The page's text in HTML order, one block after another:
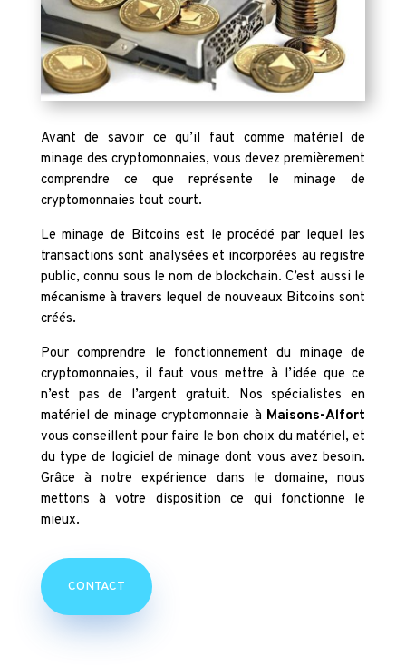
Avant de savoir ce qu’il faut comme matériel de
minage des cryptomonnaies, vous devez premièrement
comprendre ce que représente le minage de
cryptomonnaies tout court.
Le minage de Bitcoins est le procédé par lequel les
transactions sont analysées et incorporées au registre
public, connu sous le nom de blockchain. C’est aussi le
mécanisme à travers lequel de nouveaux Bitcoins sont
créés.
Pour comprendre le fonctionnement du minage de
cryptomonnaies, il faut vous mettre à l’idée que ce
n’est pas de l’argent gratuit. Nos spécialistes en
matériel de minage cryptomonnaie à Maisons-Alfort
vous conseillent pour faire le bon choix du matériel, et
du type de logiciel de minage dont vous avez besoin.
Grâce à notre expérience dans le domaine, nous
mettons à votre disposition ce qui fonctionne le
mieux.
CONTACT